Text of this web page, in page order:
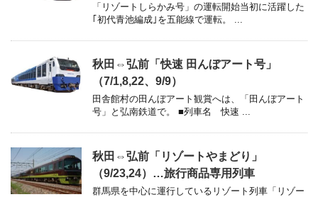
「リゾートしらかみ号」の運転開始当初に活躍した
｢初代青池編成｣を五能線で運転。 ...
秋田⇔弘前「快速 田んぼアート号」
（7/1,8,22、9/9）
田舎館村の田んぼアート観賞へは、「田んぼアート
号」と弘南鉄道で。 ■列車名 快速 ...
秋田⇔弘前「リゾートやまどり」
（9/23,24）…旅行商品専用列車
群馬県を中心に運行しているリゾート列車「リゾー